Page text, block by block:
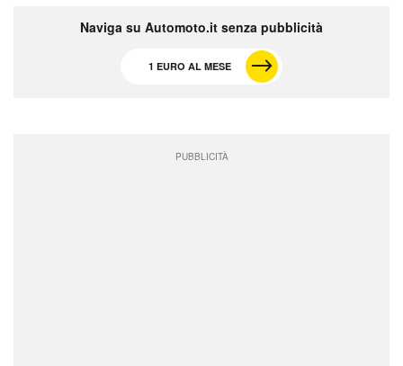
Naviga su Automoto.it senza pubblicità
1 EURO AL MESE
PUBBLICITÀ